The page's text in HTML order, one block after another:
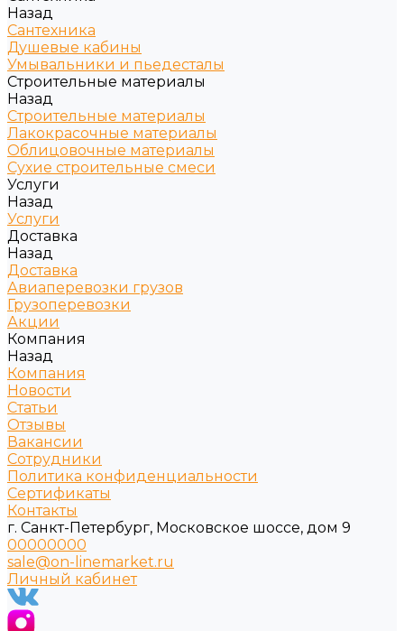
Назад
Сантехника
Душевые кабины
Умывальники и пьедесталы
Строительные материалы
Назад
Строительные материалы
Лакокрасочные материалы
Облицовочные материалы
Сухие строительные смеси
Услуги
Назад
Услуги
Доставка
Назад
Доставка
Авиаперевозки грузов
Грузоперевозки
Акции
Компания
Назад
Компания
Новости
Статьи
Отзывы
Вакансии
Сотрудники
Политика конфиденциальности
Сертификаты
Контакты
г. Санкт-Петербург, Московское шоссе, дом 9
00000000
sale@on-linemarket.ru
Личный кабинет